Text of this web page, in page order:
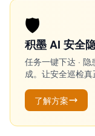
🛡️
积墨 AI 安全
任务一键下达 · 隐
成。让安全巡检真
了解方案